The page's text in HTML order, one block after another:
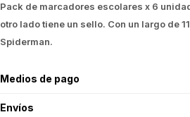
Pack de marcadores escolares x 6
otro lado tiene un sello. Con un largo de
Spiderman.
Medios de pago
Envíos